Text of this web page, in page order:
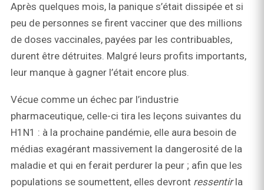
Après quelques mois, la panique s’était dissipée et si
peu de personnes se firent vacciner que des millions
de doses vaccinales, payées par les contribuables,
durent être détruites. Malgré leurs profits importants,
leur manque à gagner l’était encore plus.
Vécue comme un échec par l’industrie
pharmaceutique, celle-ci tira les leçons suivantes du
H1N1 : à la prochaine pandémie, elle aura besoin de
médias exagérant massivement la dangerosité de la
maladie et qui en ferait perdurer la peur ; afin que les
populations se soumettent, elles devront ressentirla